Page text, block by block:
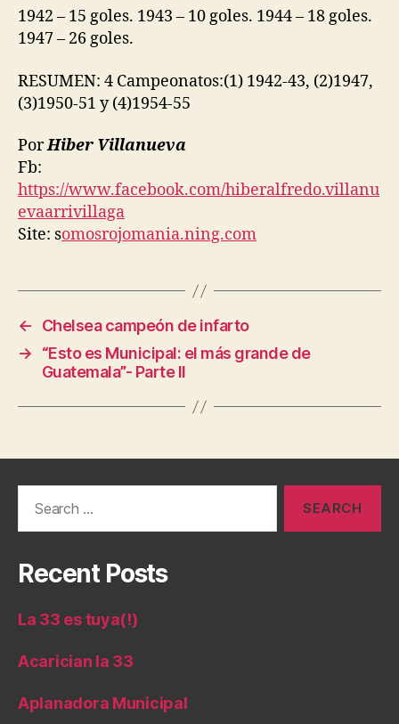
1942 – 15 goles. 1943 – 10 goles. 1944 – 18 goles.
1947 – 26 goles.
RESUMEN: 4 Campeonatos:(1) 1942-43, (2)1947,
(3)1950-51 y (4)1954-55
PorHiber Villanueva
Fb:
https://www.facebook.com/hiberalfredo.villanu
evaarrivillaga
Site: somosrojomania.ning.com
←
Chelsea campeón de infarto
→
“Esto es Municipal: el más grande de
Guatemala”- Parte II
Recent Posts
La 33 es tuya(!)
Acarician la 33
Aplanadora Municipal